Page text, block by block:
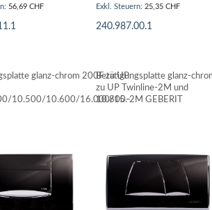
56,69 CHF 25,35 CHF
240.987.00.1
glanz-chrom 200F zu UP
10.500/10.600/16.000/15.-
Betätigungsplatte glanz-
zu UP Twinline-2M und
10.800-2M GEBERIT